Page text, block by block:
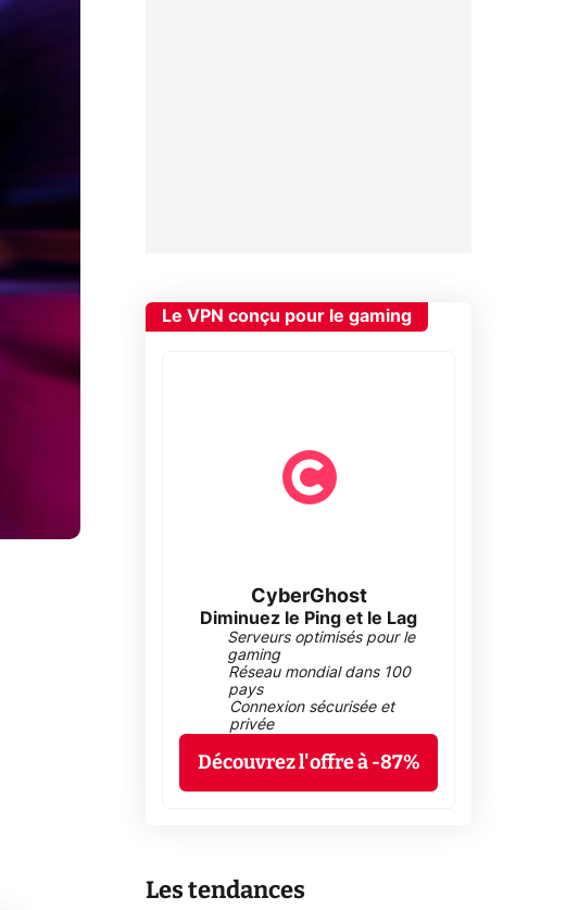
Le VPN conçu pour le gaming
CyberGhost
Diminuez le Ping et le Lag
Serveurs optimisés pour le
gaming
Réseau mondial dans 100
pays
Connexion sécurisée et
privée
Découvrez l'offre à -87%
Les tendances